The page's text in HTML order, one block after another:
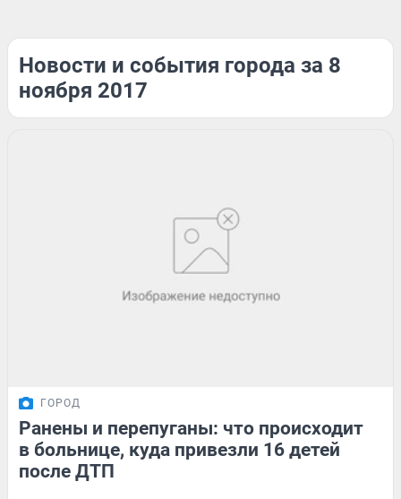
Новости и события города за 8
ноября 2017
ГОРОД
Ранены и перепуганы: что происходит
в больнице, куда привезли 16 детей
после ДТП